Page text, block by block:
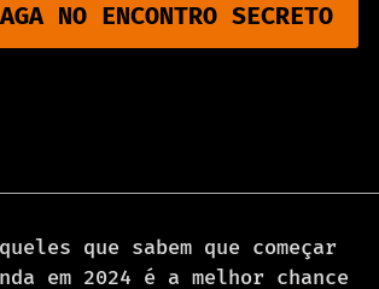
NO ENCONTRO SECRETO
que sabem que começar
em 2024 é a melhor chance